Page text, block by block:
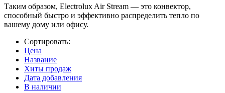
Таким образом, Electrolux Air Stream — это конвектор,
способный быстро и эффективно распределить тепло по
вашему дому или офису.
Сортировать:
Цена
Название
Хиты продаж
Дата добавления
В наличии